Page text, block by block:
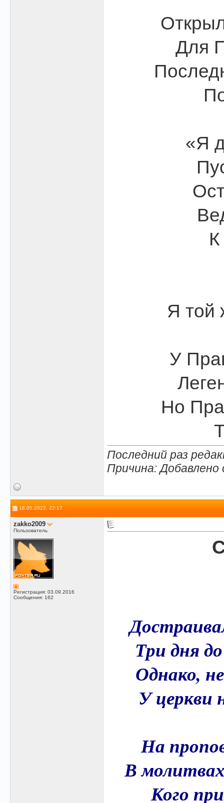
Для
«Я
Я той
У
Но
Последний раз
Причина:
18.05.2022, 22:17
zakko2009
Пользователь
Регистрация: 03.09.2016
Сообщения: 162
Три дня
Однако,
У церкви
На
В
Кого